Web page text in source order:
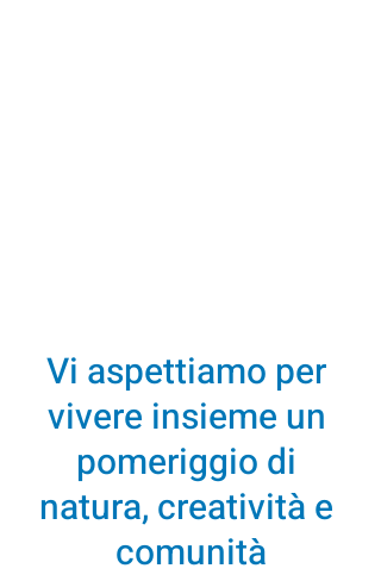
Vi aspettiamo per
vivere insieme un
pomeriggio di
natura, creatività e
comunità